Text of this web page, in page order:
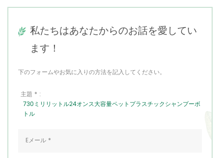
私たちはあなたからのお話を愛してい
ます！
下のフォームやお気に入りの方法を記入してください。
主題 * :
730ミリリットル24オンス大容量ペットプラスチックシャンプーボ
トル